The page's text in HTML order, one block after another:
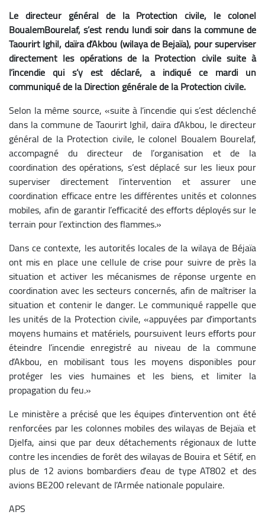
Le directeur général de la Protection civile, le colonel
BoualemBourelaf, s’est rendu lundi soir dans la commune de
Taourirt Ighil, daïra d’Akbou (wilaya de Bejaïa), pour superviser
directement les opérations de la Protection civile suite à
l’incendie qui s’y est déclaré, a indiqué ce mardi un
communiqué de la Direction générale de la Protection civile.
Selon la même source, «suite à l’incendie qui s’est déclenché
dans la commune de Taourirt Ighil, daïra d’Akbou, le directeur
général de la Protection civile, le colonel Boualem Bourelaf,
accompagné du directeur de l’organisation et de la
coordination des opérations, s’est déplacé sur les lieux pour
superviser directement l’intervention et assurer une
coordination efficace entre les différentes unités et colonnes
mobiles, afin de garantir l’efficacité des efforts déployés sur le
terrain pour l’extinction des flammes.»
Dans ce contexte, les autorités locales de la wilaya de Béjaïa
ont mis en place une cellule de crise pour suivre de près la
situation et activer les mécanismes de réponse urgente en
coordination avec les secteurs concernés, afin de maîtriser la
situation et contenir le danger. Le communiqué rappelle que
les unités de la Protection civile, «appuyées par d’importants
moyens humains et matériels, poursuivent leurs efforts pour
éteindre l’incendie enregistré au niveau de la commune
d’Akbou, en mobilisant tous les moyens disponibles pour
protéger les vies humaines et les biens, et limiter la
propagation du feu.»
Le ministère a précisé que les équipes d’intervention ont été
renforcées par les colonnes mobiles des wilayas de Bejaïa et
Djelfa, ainsi que par deux détachements régionaux de lutte
contre les incendies de forêt des wilayas de Bouira et Sétif, en
plus de 12 avions bombardiers d’eau de type AT802 et des
avions BE200 relevant de l’Armée nationale populaire.
APS